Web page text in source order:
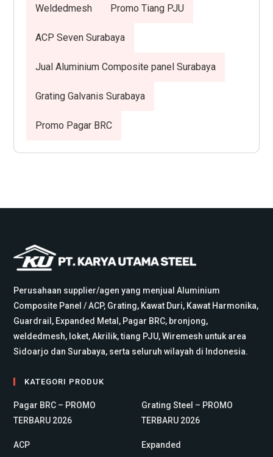
Weldedmesh Promo Tiang PJU
ACP Seven Surabaya
Jual Aluminium Composite panel Surabaya
Grating Galvanis Surabaya
Promo Pagar BRC
Perusahaan supplier/agen yang menjual Aluminium
Composite Panel / ACP, Grating, Kawat Duri, Kawat Harmonika,
Guardrail, Expanded Metal, Pagar BRC, bronjong,
weldedmesh, loket, Akrilik, tiang PJU, Wiremesh untuk area
Sidoarjo dan Surabaya, serta seluruh wilayah di Indonesia.
KATEGORI PRODUK
Pagar BRC – PROMO
TERBARU 2026
Grating Steel – PROMO
TERBARU 2026
ACP Expanded